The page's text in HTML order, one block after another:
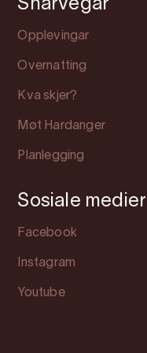
Snarvegar
Opplevingar
Overnatting
Kva skjer?
Møt Hardanger
Planlegging
Sosiale medier
Facebook
Instagram
Youtube